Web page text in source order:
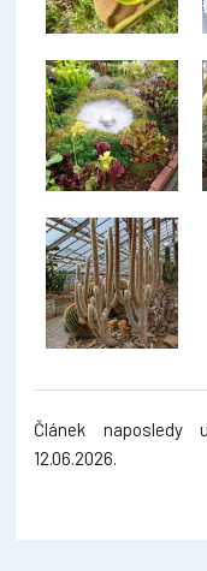
Článek naposledy
12.06.2026.